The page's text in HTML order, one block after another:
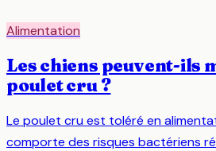
Alimentation
Les chiens peuvent-ils
poulet cru ?
Le poulet cru est toléré en
comporte des risques bactériens